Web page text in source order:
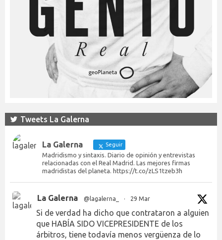
Tweets La Galerna
La Galerna Seguir
Madridismo y sintaxis. Diario de opinión y entrevistas
relacionadas con el Real Madrid. Las mejores firmas
madridistas del planeta. https://t.co/zLS1tzeb3h
La Galerna @lagalerna_ · 29 Mar
Si de verdad ha dicho que contrataron a alguien
que HABÍA SIDO VICEPRESIDENTE de los
árbitros, tiene todavía menos vergüenza de lo